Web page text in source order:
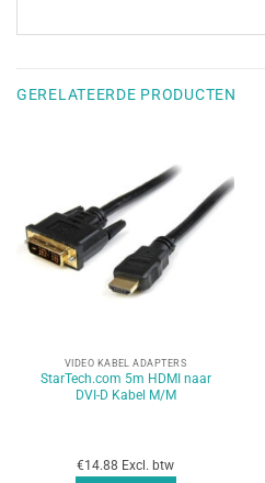
GERELATEERDE PRODUCTEN
VIDEO KABEL ADAPTERS
StarTech.com 5m HDMI naar
DVI-D Kabel M/M
€14.88 Excl. btw